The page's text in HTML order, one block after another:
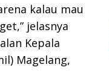
kalau mau
jelasnya
Kepala
Magelang,